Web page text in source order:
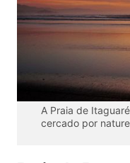
A Praia de
cercado por